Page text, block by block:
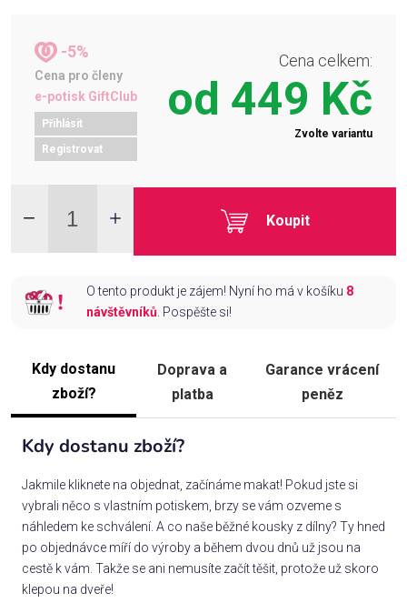
-5%
Cena pro členy
e-potisk GiftClub
Přihlásit
Registrovat
Cena celkem:
od 449 Kč
Zvolte variantu
Koupit
O tento produkt je zájem! Nyní ho má v košíku 8
návštěvníků. Pospěšte si!
Kdy dostanu
zboží?
Doprava a
platba
Garance vrácení
peněz
Kdy dostanu zboží?
Jakmile kliknete na objednat, začínáme makat! Pokud jste si
vybrali něco s vlastním potiskem, brzy se vám ozveme s
náhledem ke schválení. A co naše běžné kousky z dílny? Ty hned
po objednávce míří do výroby a během dvou dnů už jsou na
cestě k vám. Takže se ani nemusíte začít těšit, protože už skoro
klepou na dveře!